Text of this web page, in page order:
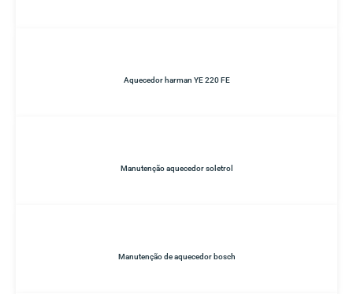
Aquecedor harman YE 220 FE
Manutenção aquecedor soletrol
Manutenção de aquecedor bosch